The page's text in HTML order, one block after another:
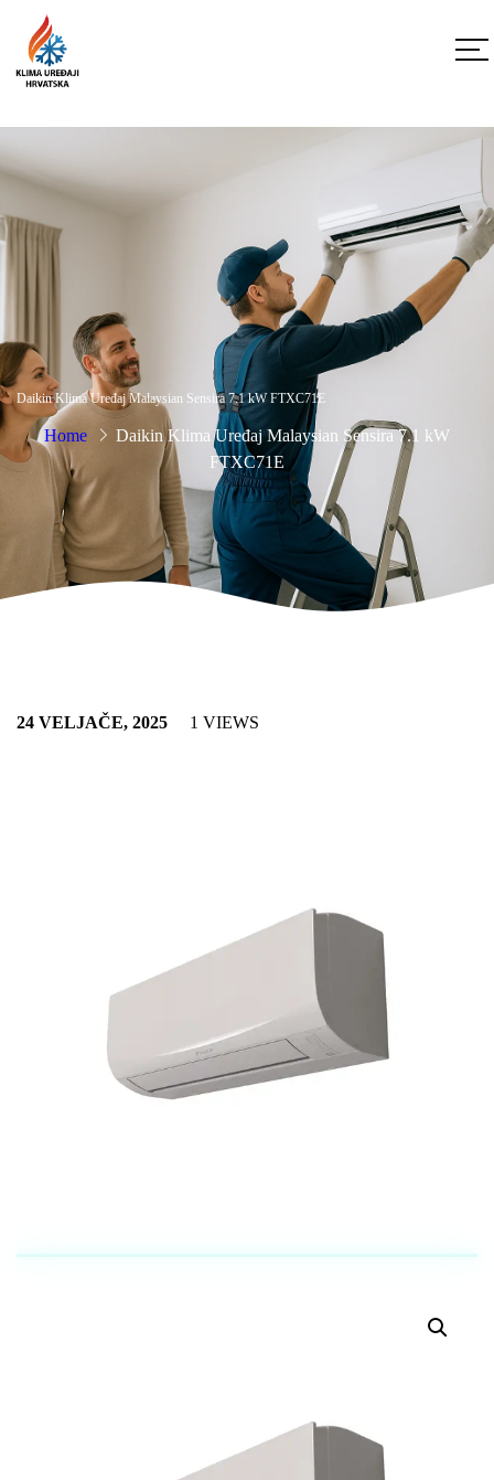
Daikin Klima Uređaj Malaysian Sensira 7.1 kW FTXC71E
Home
Daikin Klima Uređaj Malaysian Sensira 7.1 kW
FTXC71E
24 VELJAČE, 2025 1 VIEWS